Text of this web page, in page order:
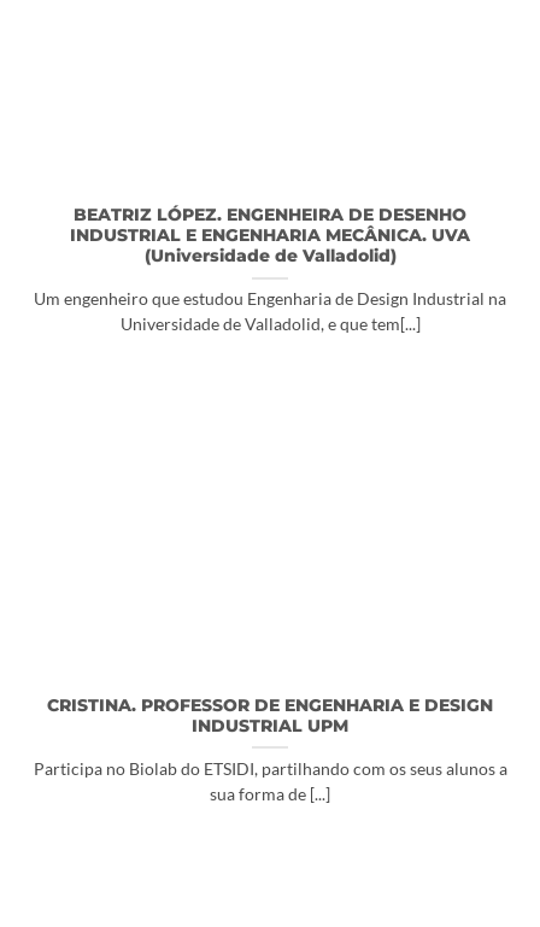
BEATRIZ LÓPEZ. ENGENHEIRA DE DESENHO
INDUSTRIAL E ENGENHARIA MECÂNICA. UVA
(Universidade de Valladolid)
Um engenheiro que estudou Engenharia de Design Industrial na
Universidade de Valladolid, e que tem[...]
CRISTINA. PROFESSOR DE ENGENHARIA E DESIGN
INDUSTRIAL UPM
Participa no Biolab do ETSIDI, partilhando com os seus alunos a
sua forma de [...]